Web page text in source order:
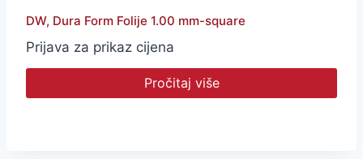
DW, Dura Form Folije 1.00 mm-square
Prijava za prikaz cijena
Pročitaj više